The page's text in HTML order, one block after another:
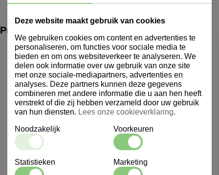
Producten uit dezelfde lijn
Deze website maakt gebruik van cookies
We gebruiken cookies om content en advertenties te
personaliseren, om functies voor sociale media te
bieden en om ons websiteverkeer te analyseren. We
delen ook informatie over uw gebruik van onze site
met onze sociale-mediapartners, advertenties en
analyses. Deze partners kunnen deze gegevens
combineren met andere informatie die u aan hen heeft
verstrekt of die zij hebben verzameld door uw gebruik
van hun diensten. Lees onze cookieverklaring.
Noodzakelijk Voorkeuren
Statistieken Marketing